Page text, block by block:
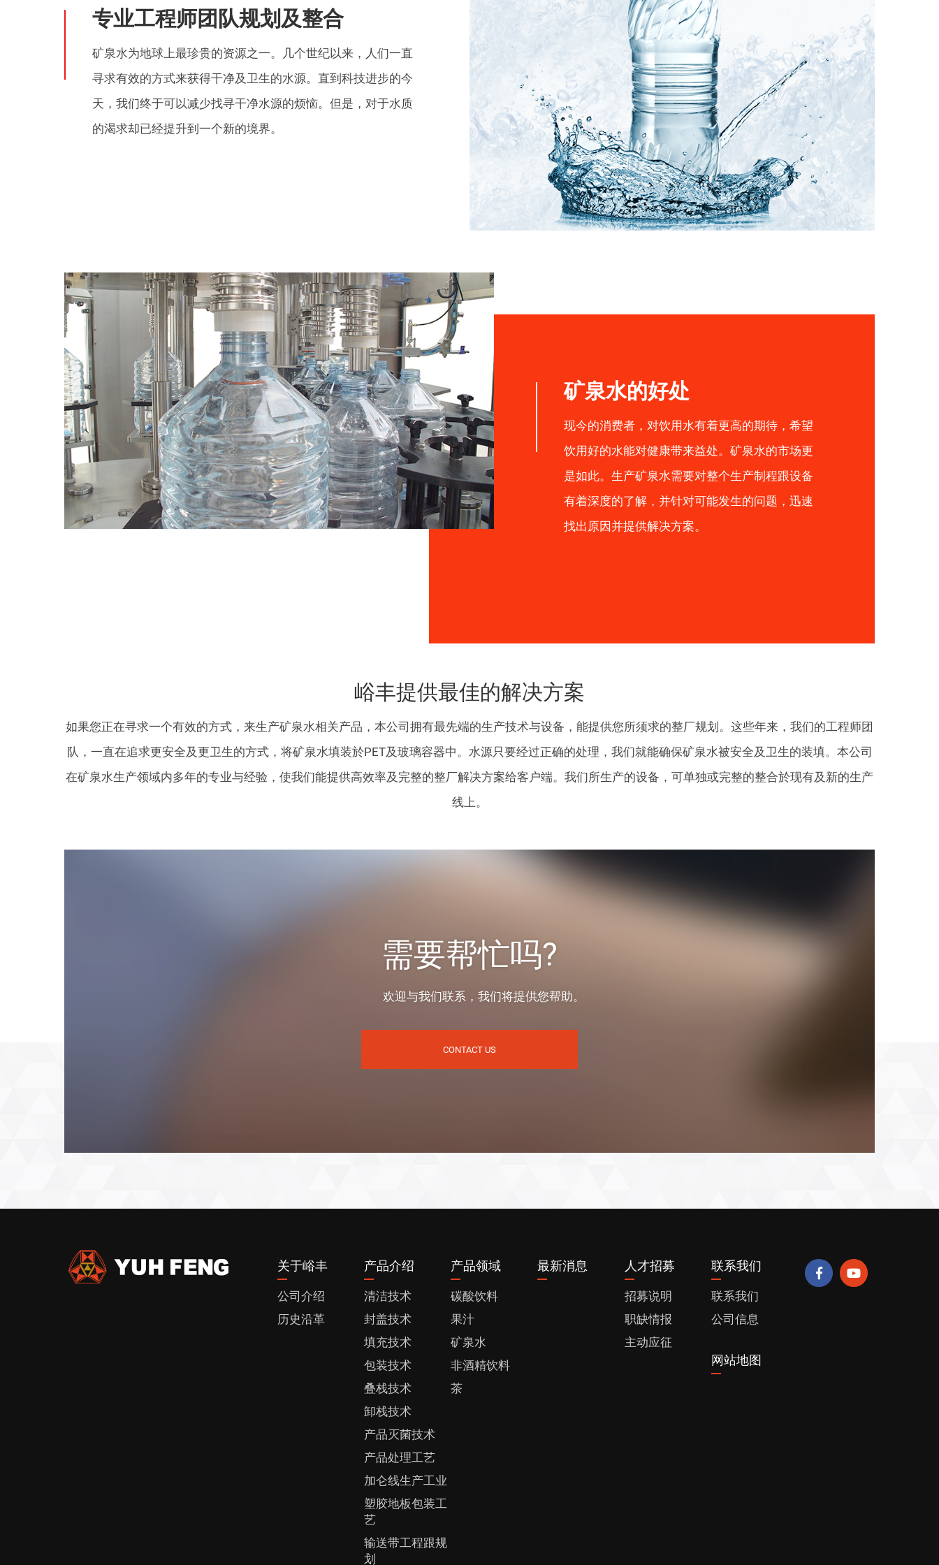
专业工程师团队规划及整合
矿泉水为地球上最珍贵的资源之一。几个世纪以来，人们一直
寻求有效的方式来获得干净及卫生的水源。直到科技进步的今
天，我们终于可以减少找寻干净水源的烦恼。但是，对于水质
的渴求却已经提升到一个新的境界。
矿泉水的好处
现今的消费者，对饮用水有着更高的期待，希望
饮用好的水能对健康带来益处。矿泉水的市场更
是如此。生产矿泉水需要对整个生产制程跟设备
有着深度的了解，并针对可能发生的问题，迅速
找出原因并提供解决方案。
峪丰提供最佳的解决方案
如果您正在寻求一个有效的方式，来生产矿泉水相关产品，本公司拥有最先端的生产技术与设备，能提供您所须求的整厂规划。这些年来，我们的工程师团
队，一直在追求更安全及更卫生的方式，将矿泉水填装於PET及玻璃容器中。水源只要经过正确的处理，我们就能确保矿泉水被安全及卫生的装填。本公司
在矿泉水生产领域内多年的专业与经验，使我们能提供高效率及完整的整厂解决方案给客户端。我们所生产的设备，可单独或完整的整合於现有及新的生产
线上。
需要帮忙吗?
欢迎与我们联系，我们将提供您帮助。
CONTACT US
关于峪丰
公司介绍
历史沿革
产品介绍
清洁技术
封盖技术
填充技术
包装技术
叠栈技术
卸栈技术
产品灭菌技术
产品处理工艺
加仑线生产工业
塑胶地板包装工
艺
输送带工程跟规
划
产品领域
碳酸饮料
果汁
矿泉水
非酒精饮料
茶
最新消息 人才招募
招募说明
职缺情报
主动应征
联系我们
联系我们
公司信息
网站地图